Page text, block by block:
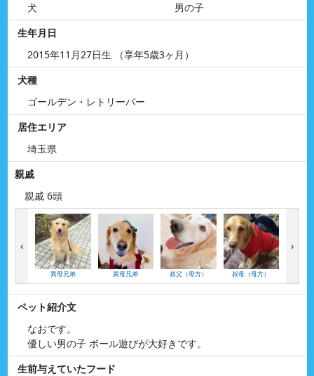
犬
男の子
生年月日
2015年11月27日生 （享年5歳3ヶ月）
犬種
ゴールデン・レトリーバー
居住エリア
埼玉県
親戚
親戚 6頭
異母兄弟 異母兄弟 叔父（母方） 叔母（母方）
‹ ›
ペット紹介文
なおです。
優しい男の子 ボール遊びが大好きです。
生前与えていたフード